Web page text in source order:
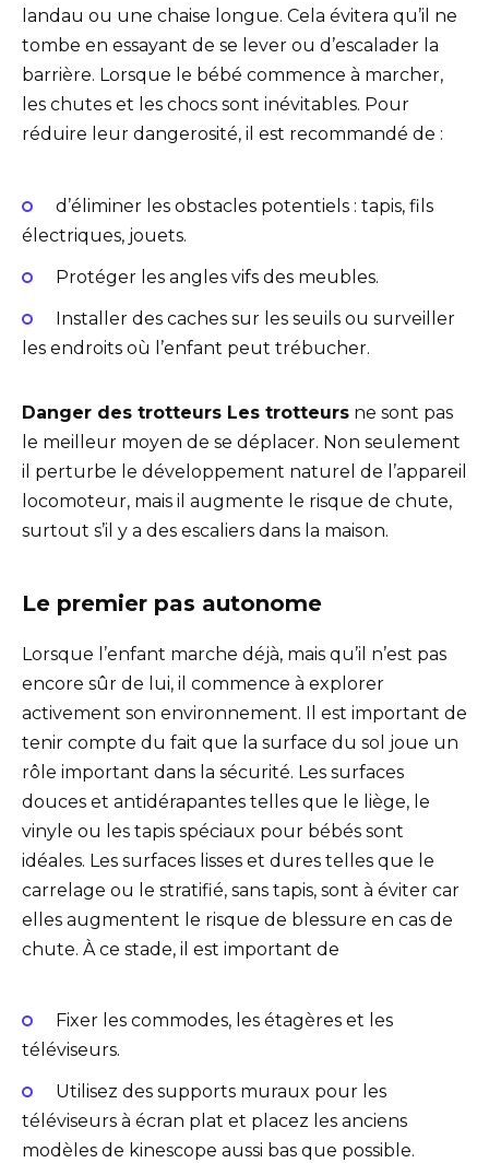
landau ou une chaise longue. Cela évitera qu’il ne
tombe en essayant de se lever ou d’escalader la
barrière. Lorsque le bébé commence à marcher,
les chutes et les chocs sont inévitables. Pour
réduire leur dangerosité, il est recommandé de :
d’éliminer les obstacles potentiels : tapis, fils
électriques, jouets.
Protéger les angles vifs des meubles.
Installer des caches sur les seuils ou surveiller
les endroits où l’enfant peut trébucher.
Danger des trotteurs Les trotteurs ne sont pas
le meilleur moyen de se déplacer. Non seulement
il perturbe le développement naturel de l’appareil
locomoteur, mais il augmente le risque de chute,
surtout s’il y a des escaliers dans la maison.
Le premier pas autonome
Lorsque l’enfant marche déjà, mais qu’il n’est pas
encore sûr de lui, il commence à explorer
activement son environnement. Il est important de
tenir compte du fait que la surface du sol joue un
rôle important dans la sécurité. Les surfaces
douces et antidérapantes telles que le liège, le
vinyle ou les tapis spéciaux pour bébés sont
idéales. Les surfaces lisses et dures telles que le
carrelage ou le stratifié, sans tapis, sont à éviter car
elles augmentent le risque de blessure en cas de
chute. À ce stade, il est important de
Fixer les commodes, les étagères et les
téléviseurs.
Utilisez des supports muraux pour les
téléviseurs à écran plat et placez les anciens
modèles de kinescope aussi bas que possible.